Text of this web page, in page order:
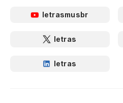
letrasmusbr
letras
letras